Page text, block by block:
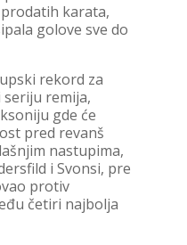
karata,
golove sve do
rekord za
remija,
gde će
pred revanš
nastupima,
i Svonsi, pre
protiv
četiri najbolja